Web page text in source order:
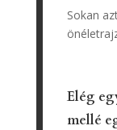
Sokan
Elég
mellé